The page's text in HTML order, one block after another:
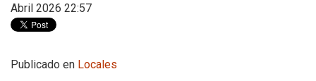
Abril 2026 22:57
Publicado en Locales